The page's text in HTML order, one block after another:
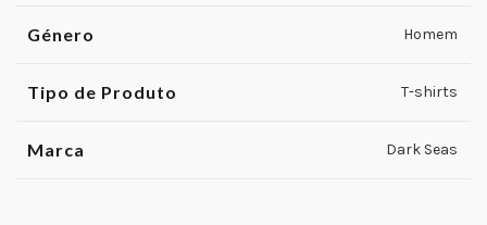
Género Homem
Tipo de Produto T-shirts
Marca Dark Seas